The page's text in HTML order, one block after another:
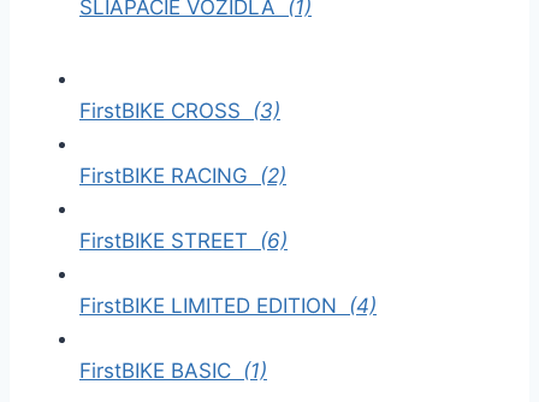
ŠLIAPACIE VOZIDLÁ (1)
FirstBIKE CROSS (3)
FirstBIKE RACING (2)
FirstBIKE STREET (6)
FirstBIKE LIMITED EDITION (4)
FirstBIKE BASIC (1)